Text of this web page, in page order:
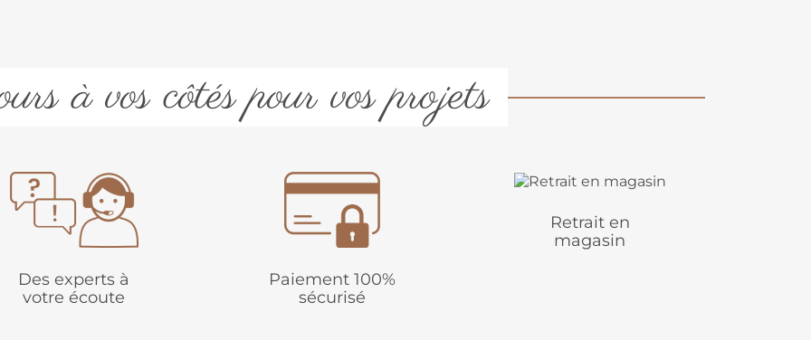
à vos côtés pour vos projets
Des experts à
votre écoute
Paiement 100%
sécurisé
Retrait en
magasin